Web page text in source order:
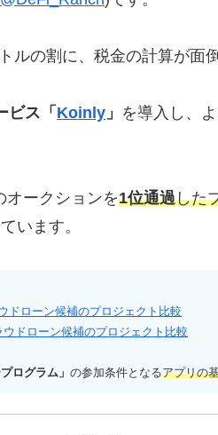
ルの割に、税金の計算が面
ビス「 Koinly 」 を導入し、
オークションを1位通過した
います。
ドローン候補のプロジェクト比較
ドローン候補のプロジェクト比較
ログラム」 の参加条件となるアプリの